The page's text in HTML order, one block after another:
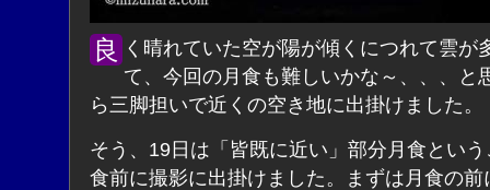
良く晴れていた空が陽が傾くにつれて雲が多くなっ
て、今回の月食も難しいかな～、、、と
ら三脚担いで近くの空き地に出掛けました。
そう、19日は「皆既に近い」部分月食とい
食前に撮影に出掛けました。まずは月食の前